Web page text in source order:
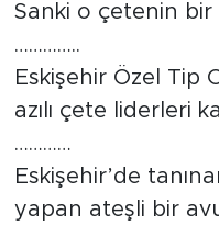
Sanki o çetenin
…………..
Eskişehir Özel Tip
azılı çete liderleri
…………
Eskişehir’de
yapan ateşli bir